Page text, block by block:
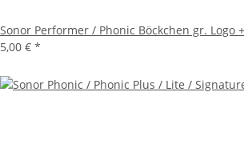
Sonor Performer / Phonic Böckchen gr. Logo
5,00 € *